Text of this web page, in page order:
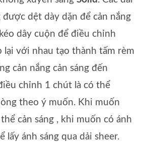
được dệt dày dặn để cản nắng
dây cuộn để điều chỉnh
lại với nhau tạo thành tấm rèm
cản nắng cản sáng đến
chỉnh 1 chút là có thể
theo ý muốn. Khi muốn
cản sáng , khi muốn có ánh
lấy ánh sáng qua dải sheer.